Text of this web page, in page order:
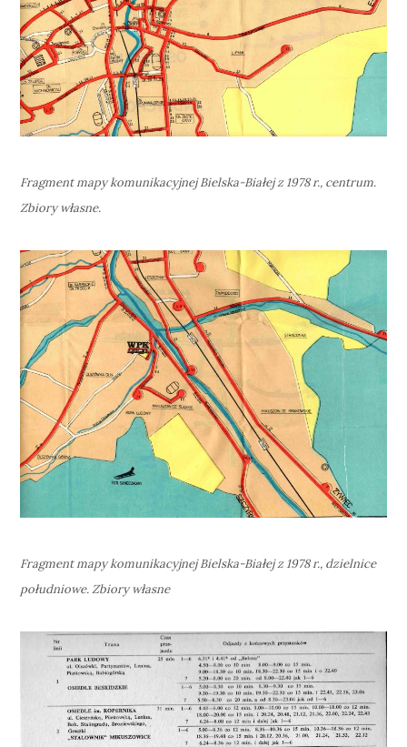
Fragment mapy komunikacyjnej Bielska-Białej z 1978 r., centrum.
Zbiory własne.
Fragment mapy komunikacyjnej Bielska-Białej z 1978 r., dzielnice
południowe. Zbiory własne